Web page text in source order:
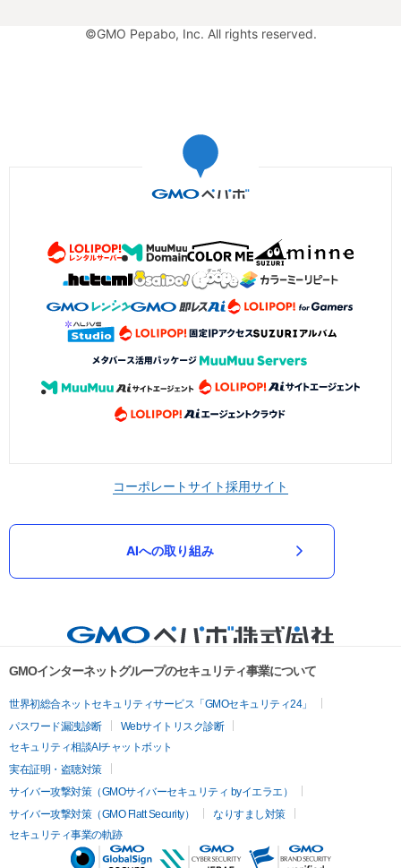
©GMO Pepabo, Inc. All rights reserved.
コーポレートサイト採用サイト
AIへの取り組み
GMOインターネットグループのセキュリティ事業について
世界初総合ネットセキュリティサービス「GMOセキュリティ24」
パスワード漏洩診断
Webサイトリスク診断
セキュリティ相談AIチャットボット
実在証明・盗聴対策
サイバー攻撃対策（GMOサイバーセキュリティ byイエラエ）
サイバー攻撃対策（GMO Flatt Security）
なりすまし対策
セキュリティ事業の軌跡